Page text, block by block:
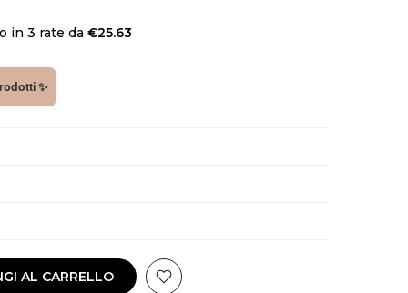
in 3 rate da €25.63
✨
AL CARRELLO